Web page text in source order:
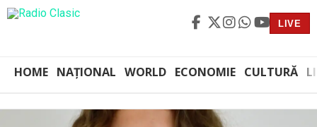
LIVE
HOME NAȚIONAL WORLD ECONOMIE CULTURĂ